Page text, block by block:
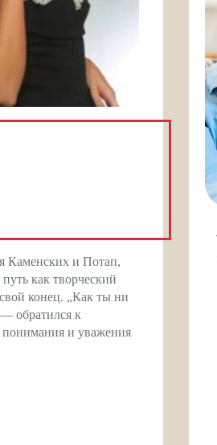
Каменских и Потап,
как творческий
конец. „Как ты ни
обратился к
понимания и уважения